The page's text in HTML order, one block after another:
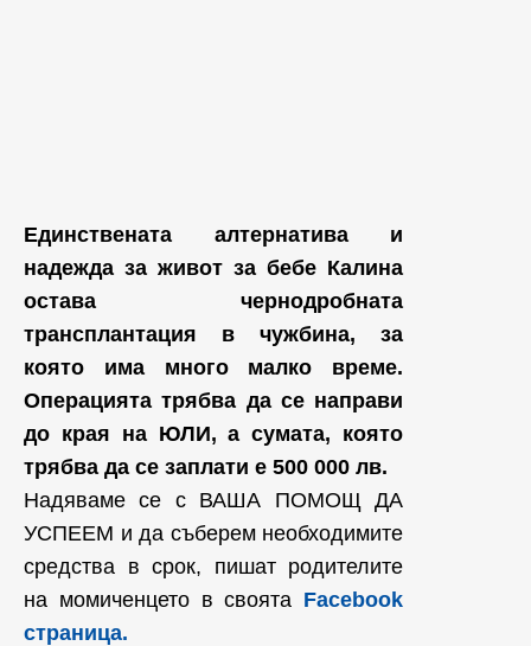
Единствената алтернатива и
надежда за живот за бебе Калина
остава чернодробната
трансплантация в чужбина, за
която има много малко време.
Операцията трябва да се направи
до края на ЮЛИ, а сумата, която
трябва да се заплати е 500 000 лв.
Надяваме се с ВАША ПОМОЩ ДА
УСПЕЕМ и да съберем необходимите
средства в срок, пишат родителите
на момиченцето в своята Facebook
страница.